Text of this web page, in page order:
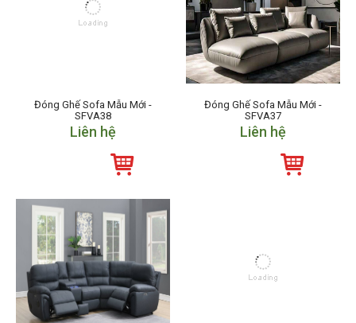
Đóng Ghế Sofa Mẫu Mới -
SFVA38
Liên hệ
Đóng Ghế Sofa Mẫu Mới -
SFVA37
Liên hệ